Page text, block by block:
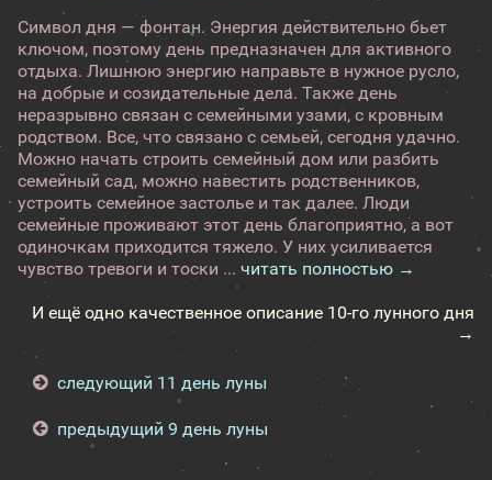
Символ дня — фонтан. Энергия действительно бьет
ключом, поэтому день предназначен для активного
отдыха. Лишнюю энергию направьте в нужное русло,
на добрые и созидательные дела. Также день
неразрывно связан с семейными узами, с кровным
родством. Все, что связано с семьей, сегодня удачно.
Можно начать строить семейный дом или разбить
семейный сад, можно навестить родственников,
устроить семейное застолье и так далее. Люди
семейные проживают этот день благоприятно, а вот
одиночкам приходится тяжело. У них усиливается
чувство тревоги и тоски ... читать полностью →
И ещё одно качественное описание 10-го лунного дня
→
следующий 11 день луны
предыдущий 9 день луны